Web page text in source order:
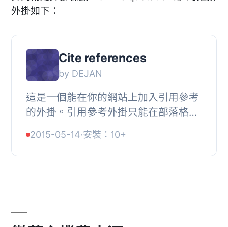
外掛如下：
Cite references
by DEJAN
這是一個能在你的網站上加入引用參考
的外掛。引用參考外掛只能在部落格文
字和姓氏才行。你可以在文章管理頁面
中停用每個...
2015-05-14·安裝：10+